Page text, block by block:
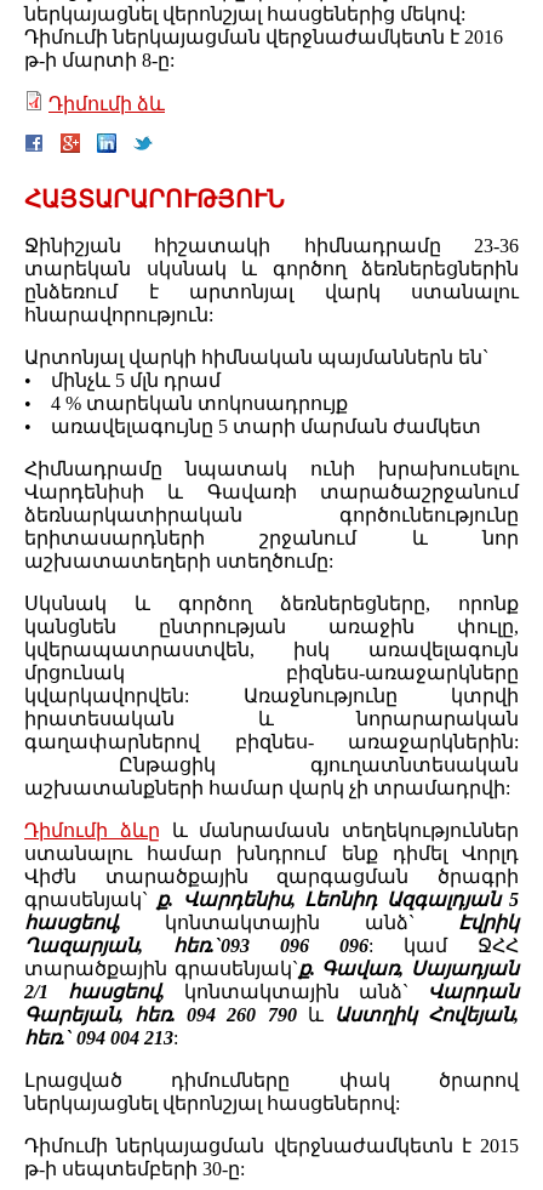
ներկայացնել վերոնշյալ հասցեներից մեկով:
Դիմումի ներկայացման վերջնաժամկետն է 2016
թ-ի մարտի 8-ը:
Դիմումի ձև
ՀԱՅՏԱՐԱՐՈՒԹՅՈՒՆ
Ջինիշյան հիշատակի հիմնադրամը 23-36
տարեկան սկսնակ և գործող ձեռներեցներին
ընձեռում է արտոնյալ վարկ ստանալու
հնարավորություն:
Արտոնյալ վարկի հիմնական պայմաններն են`
• մինչև 5 մլն դրամ
• 4 % տարեկան տոկոսադրույք
• առավելագույնը 5 տարի մարման ժամկետ
Հիմնադրամը նպատակ ունի խրախուսելու
Վարդենիսի և Գավառի տարածաշրջանում
ձեռնարկատիրական գործունեությունը
երիտասարդների շրջանում և նոր
աշխատատեղերի ստեղծումը:
Սկսնակ և գործող ձեռներեցները, որոնք
կանցնեն ընտրության առաջին փուլը,
կվերապատրաստվեն, իսկ առավելագույն
մրցունակ բիզնես-առաջարկները
կվարկավորվեն: Առաջնությունը կտրվի
իրատեսական և նորարարական
գաղափարներով բիզնես- առաջարկներին:
Ընթացիկ գյուղատնտեսական
աշխատանքների համար վարկ չի տրամադրվի:
Դիմումի ձևը և մանրամասն տեղեկություններ
ստանալու համար խնդրում ենք դիմել Վորլդ
Վիժն տարածքային զարգացման ծրագրի
գրասենյակ` ք. Վարդենիս, Լեոնիդ Ազգալդյան 5
հասցեով, կոնտակտային անձ` Էվրիկ
Ղազարյան, հեռ.`093 096 096: կամ ՋՀՀ
տարածքային գրասենյակ`ք. Գավառ, Սայադյան
2/1 հասցեով, կոնտակտային անձ`
Վարդան
Գարեյան, հեռ. 094 260 790և
Աստղիկ Հովեյան,
հեռ.` 094 004 213:
Լրացված դիմումները փակ ծրարով
ներկայացնել վերոնշյալ հասցեներով:
Դիմումի ներկայացման վերջնաժամկետն է 2015
թ-ի սեպտեմբերի 30-ը: